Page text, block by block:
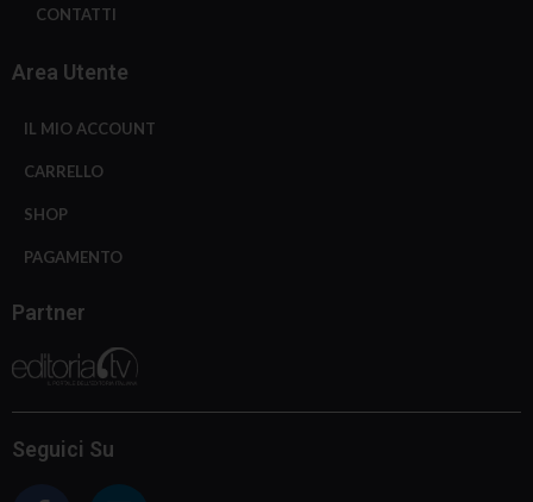
CONTATTI
Area Utente
IL MIO ACCOUNT
CARRELLO
SHOP
PAGAMENTO
Partner
Seguici Su